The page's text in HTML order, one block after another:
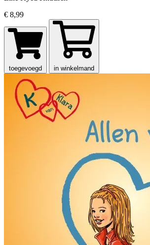
€ 8,99
toegevoegd in winkelmand